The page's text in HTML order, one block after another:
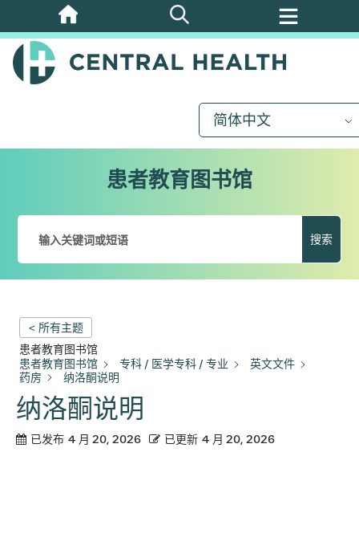
跳
至
主
简体中文
患者教育图书馆
搜索
< 所有主题
患者教育图书馆
患者教育图书馆
专科 / 医学专科 / 专业
英文文件
药房
纳洛酮说明
纳洛酮说明
已发布 4 月 20, 2026 已更新 4 月 20, 2026